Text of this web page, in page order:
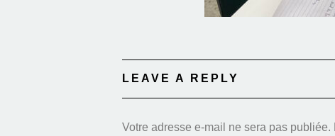
LEAVE A REPLY
Votre adresse e-mail ne sera pas publiée.